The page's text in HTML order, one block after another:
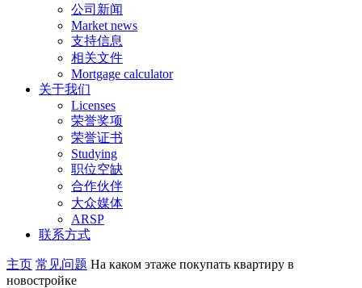
公司新闻
Market news
支持信息
相关文件
Mortgage calculator
关于我们
Licenses
荣誉奖项
荣誉证书
Studying
职位空缺
合作伙伴
大众媒体
ARSP
联系方式
主页 常见问题 На каком этаже покупать квартиру в
новостройке